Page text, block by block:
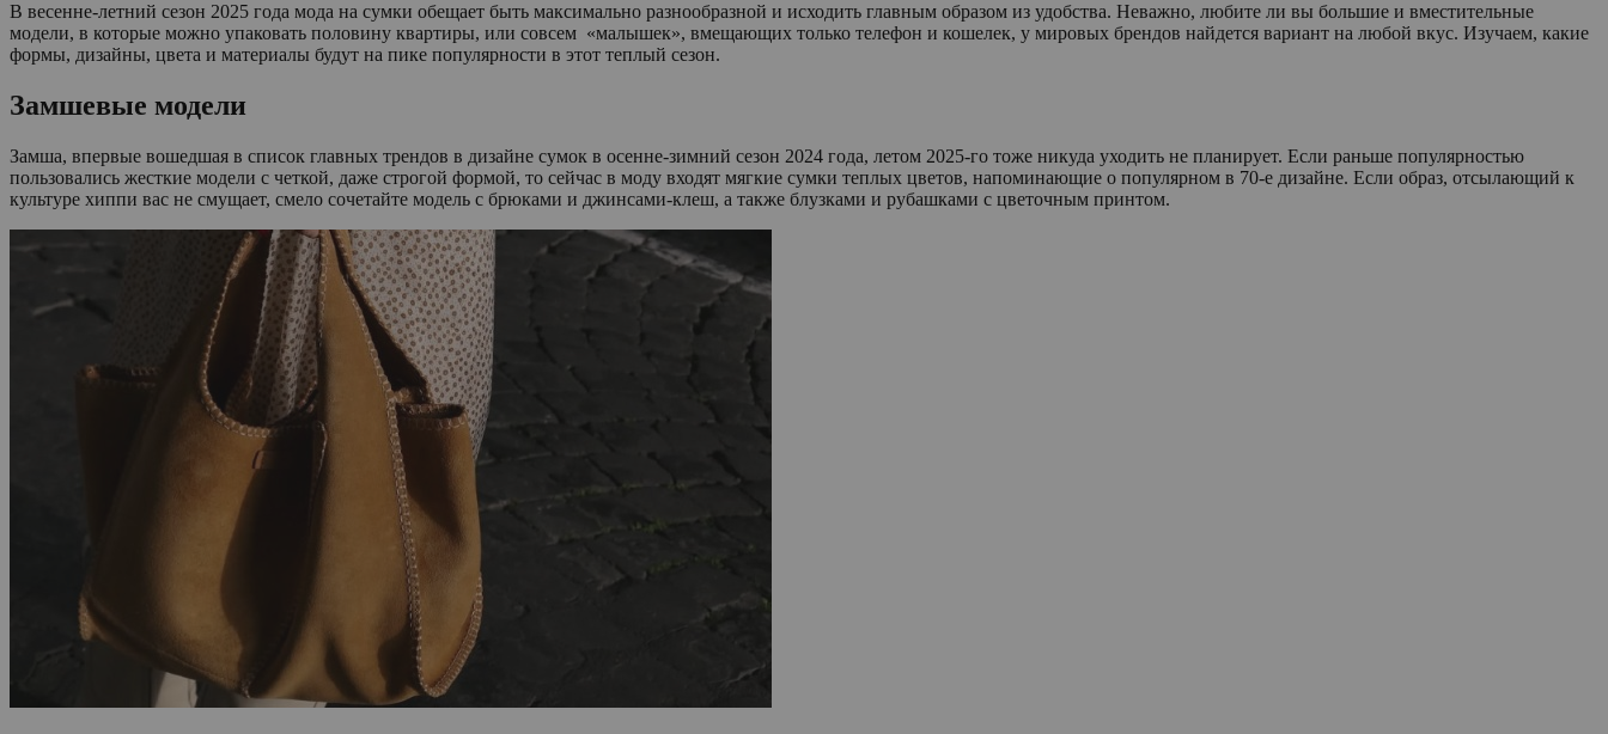
В весенне-летний сезон 2025 года мода на сумки обещает быть максимально разнообразной и исходить главным образом из удобства. Неважно, любите ли вы большие и вместительные
модели, в которые можно упаковать половину квартиры, или совсем ‭«малышек», вмещающих только телефон и кошелек, у мировых брендов найдется вариант на любой вкус. Изучаем, какие
формы, дизайны, цвета и материалы будут на пике популярности в этот теплый сезон.
Замшевые модели
Замша, впервые вошедшая в список главных трендов в дизайне сумок в осенне-зимний сезон 2024 года, летом 2025-го тоже никуда уходить не планирует. Если раньше популярностью
пользовались жесткие модели с четкой, даже строгой формой, то сейчас в моду входят мягкие сумки теплых цветов, напоминающие о популярном в 70-е дизайне. Если образ, отсылающий к
культуре хиппи вас не смущает, смело сочетайте модель с брюками и джинсами-клеш, а также блузками и рубашками с цветочным принтом.